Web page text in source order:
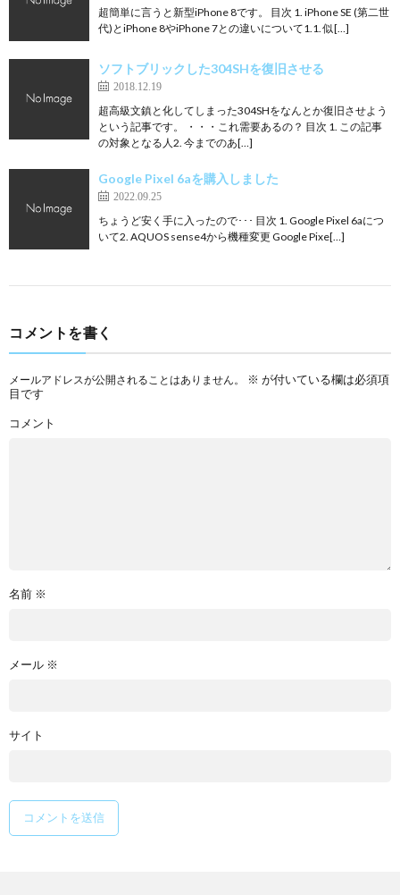
超簡単に言うと新型iPhone 8です。 目次 1. iPhone SE (第二世
代)とiPhone 8やiPhone 7との違いについて1.1. 似[…]
ソフトブリックした304SHを復旧させる
2018.12.19
超高級文鎮と化してしまった304SHをなんとか復旧させよう
という記事です。 ・・・これ需要あるの？ 目次 1. この記事
の対象となる人2. 今までのあ[…]
Google Pixel 6aを購入しました
2022.09.25
ちょうど安く手に入ったので･･･ 目次 1. Google Pixel 6aにつ
いて2. AQUOS sense4から機種変更 Google Pixe[…]
コメントを書く
メールアドレスが公開されることはありません。 ※ が付いている欄は必須項
目です
コメント
名前 ※
メール ※
サイト